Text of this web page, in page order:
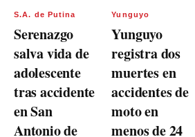
S.A. de Putina
Serenazgo
salva vida de
adolescente
tras accidente
en San
Antonio de
Yunguyo
Yunguyo
registra dos
muertes en
accidentes de
moto en
menos de 24